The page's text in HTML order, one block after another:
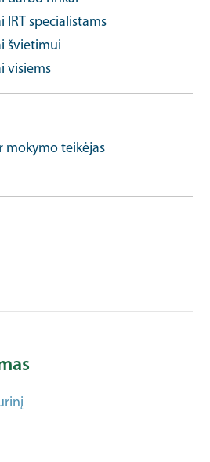
specialistams
švietimui
visiems
mokymo teikėjas